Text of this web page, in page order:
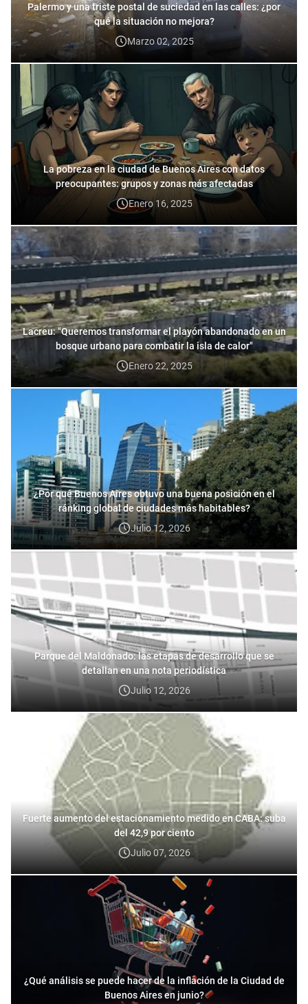
Palermo y una triste postal de suciedad en las calles: ¿por
qué la situación no mejora?
Marzo 02, 2025
La pobreza en la ciudad de Buenos Aires con datos
preocupantes: grupos y zonas más afectadas
Enero 16, 2025
Lacreu: "Queremos transformar el playón abandonado en un
bosque urbano para combatir la isla de calor"
Enero 22, 2025
¿Por qué Buenos Aires obtuvo una buena posición en el
ránking global de ciudades más habitables?
Julio 12, 2026
Parque del Maldonado: las etapas de desarrollo que se
detallan en una nota periodística
Julio 12, 2026
Fuerte aumento del estacionamiento medido en CABA: suba
del 42,9 por ciento
Julio 07, 2026
¿Qué análisis se puede hacer de la inflación de la Ciudad de
Buenos Aires en junio?